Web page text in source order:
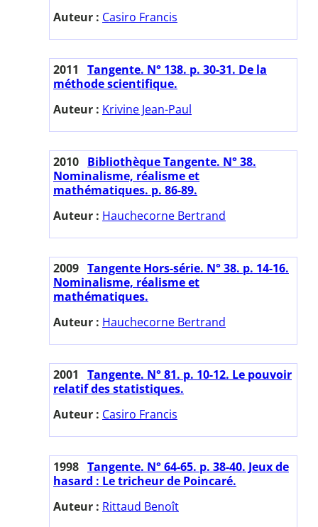
Auteur : Casiro Francis
2011
Tangente. N° 138. p. 30-31. De la
méthode scientifique.
Auteur : Krivine Jean-Paul
2010 Bibliothèque Tangente. N° 38.
Nominalisme, réalisme et
mathématiques. p. 86-89.
Auteur : Hauchecorne Bertrand
2009 Tangente Hors-série. N° 38. p. 14-16.
Nominalisme, réalisme et
mathématiques.
Auteur : Hauchecorne Bertrand
2001
Tangente. N° 81. p. 10-12. Le pouvoir
relatif des statistiques.
Auteur : Casiro Francis
1998 Tangente. N° 64-65. p. 38-40. Jeux de
hasard : Le tricheur de Poincaré.
Auteur : Rittaud Benoît